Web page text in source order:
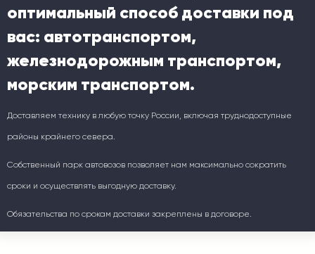
оптимальный способ доставки под
вас: автотранспортом,
железнодорожным транспортом,
морским транспортом.
Доставляем технику в любую точку России, включая труднодоступные
районы крайнего севера.
Собственный парк автовозов позволяет нам максимально сократить
сроки и осуществлять выгодную доставку.
Обязательства по срокам доставки закреплены в договоре.